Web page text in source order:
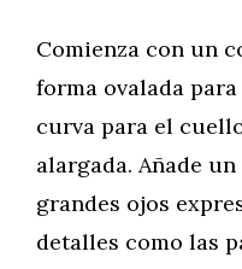
Comienza con un
forma ovalada
curva para el
alargada. Añade
grandes ojos
detalles como las